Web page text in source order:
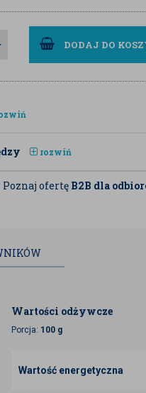
DODAJ DO
rozwiń
ofertę B2B dla
Wartości odżywcze
Porcja: 100 g
Wartość energetyczna